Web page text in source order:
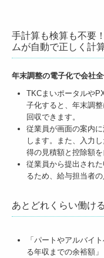
手計算も検算も不要
ムが自動で正しく計
年末調整の電子化で会社
TKCまいポータルや
子化すると、年末調
回収できます。
従業員が画面の案内
します。また、入力
得の見積額と控除額を
従業員から提出され
るため、給与担当者
あとどれくらい働け
「パートやアルバイ
る年収までの余裕額